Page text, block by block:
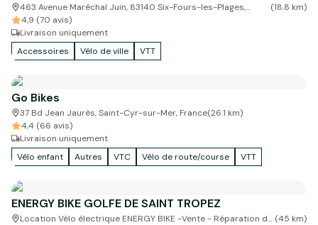
463 Avenue Maréchal Juin, 83140 Six-Fours-les-Plages,
France
(18.8 km)
4,9 (70 avis)
Livraison uniquement
Accessoires
Vélo de ville VTT
Go Bikes
37 Bd Jean Jaurès, Saint-Cyr-sur-Mer, France(26.1 km)
4,4 (66 avis)
Livraison uniquement
Vélo enfant
Autres VTC Vélo de route/course VTT
ENERGY BIKE GOLFE DE SAINT TROPEZ
Location Vélo électrique ENERGY BIKE -Vente - Réparation de (45 km)